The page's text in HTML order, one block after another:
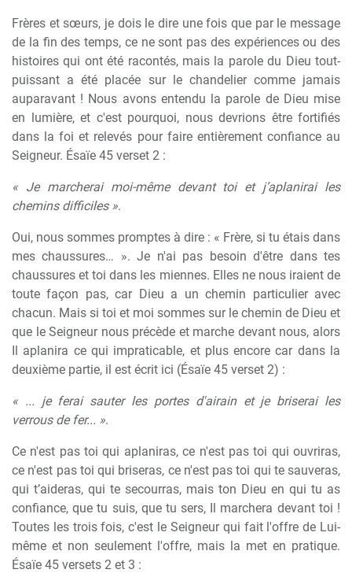
Frères et sœurs, je dois le dire une fois que par le message
de la fin des temps, ce ne sont pas des expériences ou des
histoires qui ont été racontés, mais la parole du Dieu tout-
puissant a été placée sur le chandelier comme jamais
auparavant ! Nous avons entendu la parole de Dieu mise
en lumière, et c'est pourquoi, nous devrions être fortifiés
dans la foi et relevés pour faire entièrement confiance au
Seigneur. Ésaïe 45 verset 2 :
« Je marcherai moi-même devant toi et j’aplanirai les
chemins difficiles ».
Oui, nous sommes promptes à dire : « Frère, si tu étais dans
mes chaussures… ». Je n'ai pas besoin d'être dans tes
chaussures et toi dans les miennes. Elles ne nous iraient de
toute façon pas, car Dieu a un chemin particulier avec
chacun. Mais si toi et moi sommes sur le chemin de Dieu et
que le Seigneur nous précède et marche devant nous, alors
Il aplanira ce qui impraticable, et plus encore car dans la
deuxième partie, il est écrit ici (Ésaïe 45 verset 2) :
« ... je ferai sauter les portes d'airain et je briserai les
verrous de fer... ».
Ce n'est pas toi qui aplaniras, ce n'est pas toi qui ouvriras,
ce n'est pas toi qui briseras, ce n'est pas toi qui te sauveras,
qui t’aideras, qui te secourras, mais ton Dieu en qui tu as
confiance, que tu suis, que tu sers, Il marchera devant toi !
Toutes les trois fois, c'est le Seigneur qui fait l'offre de Lui-
même et non seulement l'offre, mais la met en pratique.
Ésaïe 45 versets 2 et 3 :